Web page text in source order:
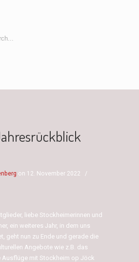
on 12. November 2022
/
liebe Stockheimerinnen und
ein weiteres Jahr, in dem uns
geht nun zu Ende und gerade die
Angebote wie z.B. das
Ausflüge mit Stockheim op Jöck